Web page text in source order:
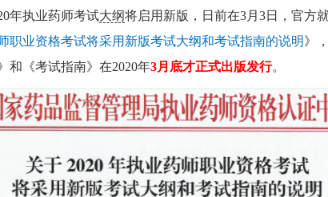
年执业药师考试大纲将启用新版，日前在3月3日，官方
职业资格考试将采用新版考试大纲和考试指南的说明》
和《考试指南》在2020年3月底才正式出版发行。